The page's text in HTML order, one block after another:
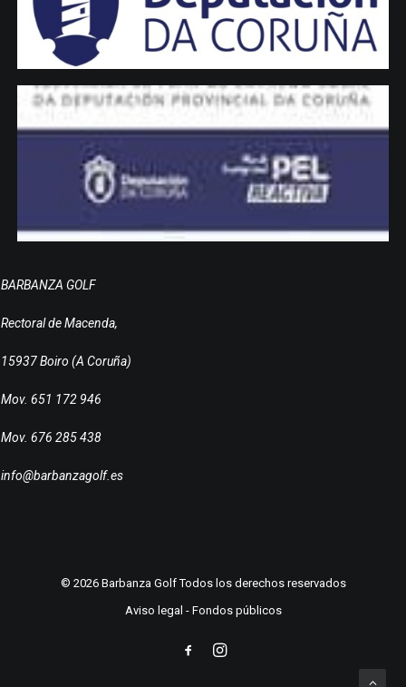
BARBANZA GOLF
Rectoral de Macenda,
15937 Boiro (A Coruña)
Mov. 651 172 946
Mov. 676 285 438
info@barbanzagolf.es
© 2026 Barbanza Golf Todos los derechos reservados
Aviso legal - Fondos públicos